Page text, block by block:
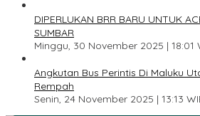
DIPERLUKAN BRR BARU UNTUK
SUMBAR
Minggu, 30 November 2025 | 18:01
Angkutan Bus Perintis Di Maluku
Rempah
Senin, 24 November 2025 | 13:13